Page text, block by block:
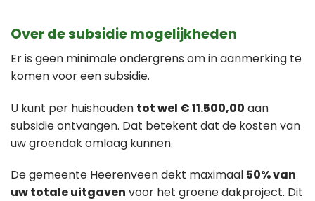
Over de subsidie mogelijkheden
Er is geen minimale ondergrens om in aanmerking te
komen voor een subsidie.
U kunt per huishouden tot wel € 11.500,00 aan
subsidie ontvangen. Dat betekent dat de kosten van
uw groendak omlaag kunnen.
De gemeente Heerenveen dekt maximaal 50% van
uw totale uitgaven voor het groene dakproject. Dit